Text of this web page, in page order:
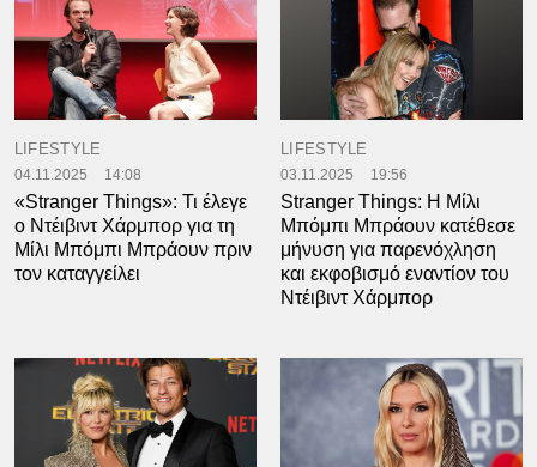
LIFESTYLE
04.11.2025 14:08
«Stranger Things»: Τι έλεγε
ο Ντέιβιντ Χάρμπορ για τη
Μίλι Μπόμπι Μπράουν πριν
τον καταγγείλει
LIFESTYLE
03.11.2025 19:56
Stranger Things: H Μίλι
Μπόμπι Μπράουν κατέθεσε
μήνυση για παρενόχληση
και εκφοβισμό εναντίον του
Ντέιβιντ Χάρμπορ